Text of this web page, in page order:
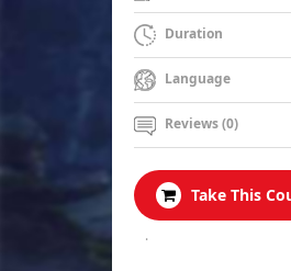
Duration
Language
Reviews (0)
Take This
.